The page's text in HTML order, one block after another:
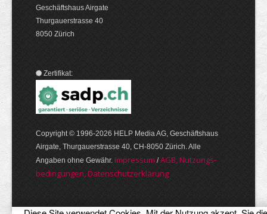
Geschäftshaus Airgate
Thurgauerstrasse 40
8050 Zürich
Zertifikat:
Copyright © 1996-2026 HELP Media AG, Geschäftshaus
Airgate, Thurgauer­strasse 40, CH-8050 Zürich. Alle
Angaben ohne Gewähr. Im­pres­sum /AGB, Nut­zungs­
bedin­gungen, Daten­schutz­er­klärung